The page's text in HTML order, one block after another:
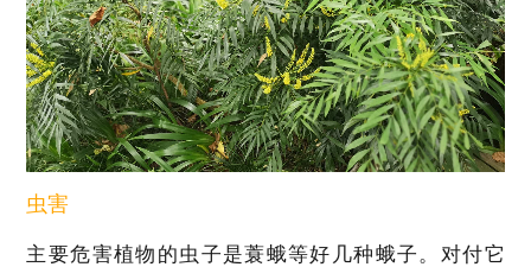
虫害
主要危害植物的虫子是蓑蛾等好几种蛾子。对付它